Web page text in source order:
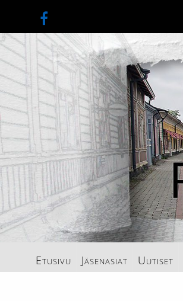
Etusivu Jäsenasiat Uutiset